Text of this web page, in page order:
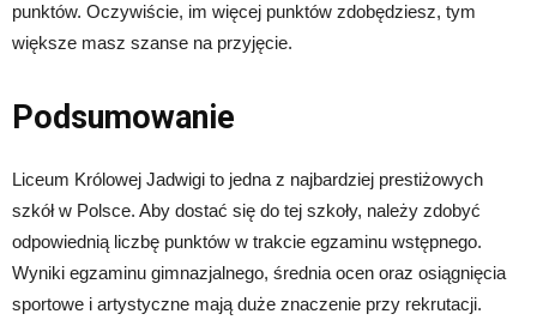
punktów. Oczywiście, im więcej punktów zdobędziesz, tym
większe masz szanse na przyjęcie.
Podsumowanie
Liceum Królowej Jadwigi to jedna z najbardziej prestiżowych
szkół w Polsce. Aby dostać się do tej szkoły, należy zdobyć
odpowiednią liczbę punktów w trakcie egzaminu wstępnego.
Wyniki egzaminu gimnazjalnego, średnia ocen oraz osiągnięcia
sportowe i artystyczne mają duże znaczenie przy rekrutacji.